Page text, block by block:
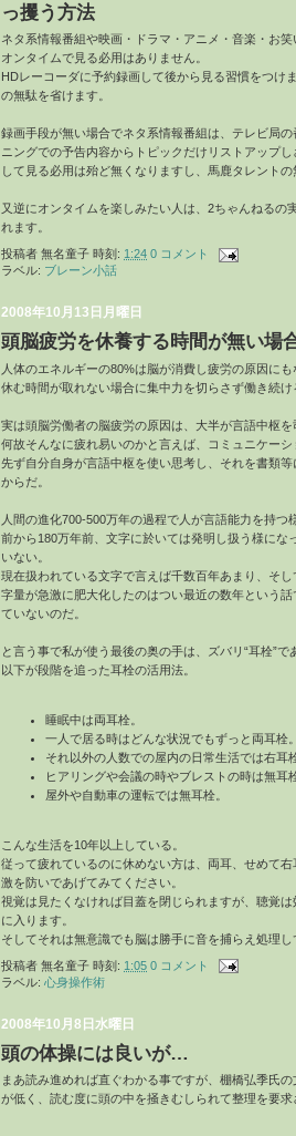
っ攫う方法
ネタ系情報番組や映画・ドラマ・アニメ・音楽・お
オンタイムで見る必用はありません。
HDレーコーダに予約録画して後から見る習慣をつけ
の無駄を省けます。
録画手段が無い場合でネタ系情報番組は、テレビ局
ニングでの予告内容からトピックだけリストアップ
して見る必用は殆ど無くなりますし、馬鹿タレントの
又逆にオンタイムを楽しみたい人は、2ちゃんねるの
れます。
投稿者 無名童子 時刻: 1:24 0 コメント
ラベル: ブレーン小話
2008年10月13日月曜日
頭脳疲労を休養する時間が無い場
人体のエネルギーの80%は脳が消費し疲労の原因に
休む時間が取れない場合に集中力を切らさず働き続け
実は頭脳労働者の脳疲労の原因は、大半が言語中枢を
何故そんなに疲れ易いのかと言えば、コミュニケーシ
先ず自分自身が言語中枢を使い思考し、それを書類
からだ。
人間の進化700-500万年の過程で人が言語能力を持つ
前から180万年前、文字に於いては発明し扱う様にな
いない。
現在扱われている文字で言えば千数百年あまり、そ
字量が急激に肥大化したのはつい最近の数年という
ていないのだ。
と言う事で私が使う最後の奥の手は、ズバリ“耳栓”で
以下が段階を追った耳栓の活用法。
睡眠中は両耳栓。
一人で居る時はどんな状況でもずっと両耳栓。
それ以外の人数での屋内の日常生活では右耳栓
ヒアリングや会議の時やブレストの時は無耳
屋外や自動車の運転では無耳栓。
こんな生活を10年以上している。
従って疲れているのに休めない方は、両耳、せめて
激を防いであげてみてください。
視覚は見たくなければ目蓋を閉じられますが、聴覚
に入ります。
そしてそれは無意識でも脳は勝手に音を捕らえ処理し
投稿者 無名童子 時刻: 1:05 0 コメント
ラベル: 心身操作術
2008年10月8日水曜日
頭の体操には良いが…
まあ読み進めれば直ぐわかる事ですが、 棚橋弘季氏の
が低く、読む度に頭の中を掻きむしられて整理を要求